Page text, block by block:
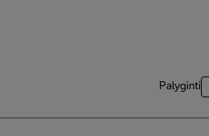
Palyginti